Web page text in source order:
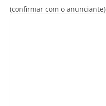
(confirmar com o anunciante)